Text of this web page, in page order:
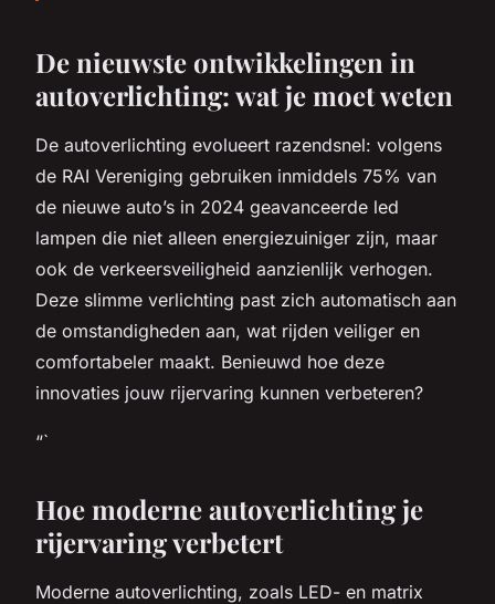
De nieuwste ontwikkelingen in
autoverlichting: wat je moet weten
De autoverlichting evolueert razendsnel: volgens
de RAI Vereniging gebruiken inmiddels 75% van
de nieuwe auto’s in 2024 geavanceerde led
lampen die niet alleen energiezuiniger zijn, maar
ook de verkeersveiligheid aanzienlijk verhogen.
Deze slimme verlichting past zich automatisch aan
de omstandigheden aan, wat rijden veiliger en
comfortabeler maakt. Benieuwd hoe deze
innovaties jouw rijervaring kunnen verbeteren?
“`
Hoe moderne autoverlichting je
rijervaring verbetert
Moderne autoverlichting, zoals LED- en matrix